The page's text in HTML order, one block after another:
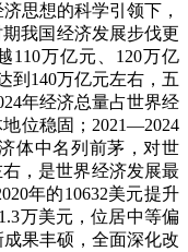
思想的科学引领下，
我国经济发展步伐更
110万亿元、120万亿
到140万亿元左右，五
年经济总量占世界经
位稳固；2021—2024
体中名列前茅，对世
，是世界经济发展最
年的10632美元提升
万美元，位居中等偏
成果丰硕，全面深化改